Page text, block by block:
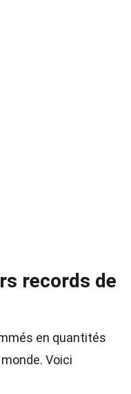
records de
en quantités
Voici